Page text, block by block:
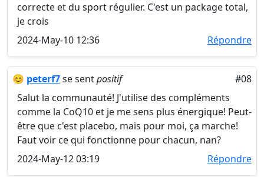
correcte et du sport régulier. C'est un package total,
je crois
2024-May-10 12:36
Répondre
😊 peterf7se sentpositif
#08
Salut la communauté! J'utilise des compléments
comme la CoQ10 et je me sens plus énergique! Peut-
être que c'est placebo, mais pour moi, ça marche!
Faut voir ce qui fonctionne pour chacun, nan?
2024-May-12 03:19
Répondre